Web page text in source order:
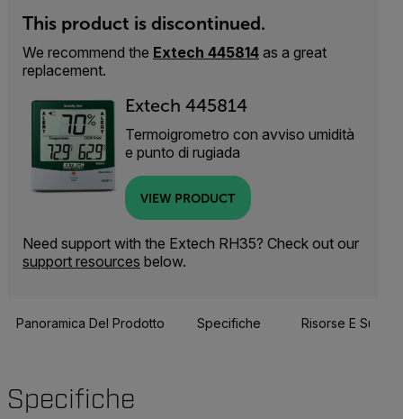
This product is discontinued.
We recommend the Extech 445814 as a great
replacement.
Extech 445814
Termoigrometro con avviso umidità
e punto di rugiada
VIEW PRODUCT
Need support with the Extech RH35? Check out our
support resources below.
Panoramica Del Prodotto Specifiche Risorse E
Specifiche